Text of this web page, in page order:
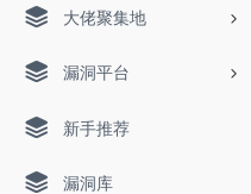
大佬聚集地
漏洞平台
新手推荐
漏洞库